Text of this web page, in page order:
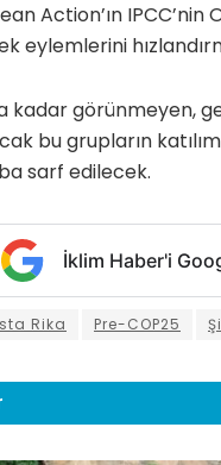
Action’ın
eylemlerini
kadar görünmeyen,
bu grupların
sarf edilecek.
İklim Haber'i
Rika Pre-COP25